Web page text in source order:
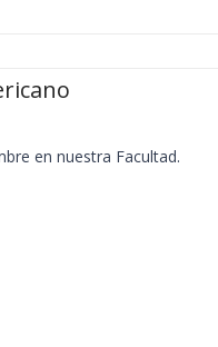
en nuestra Facultad.